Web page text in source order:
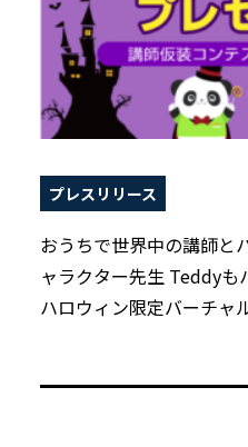
プレスリリース
おうちで世界中の講師と
ャラクター先生 Teddyも
ハロウィン限定バーチャ